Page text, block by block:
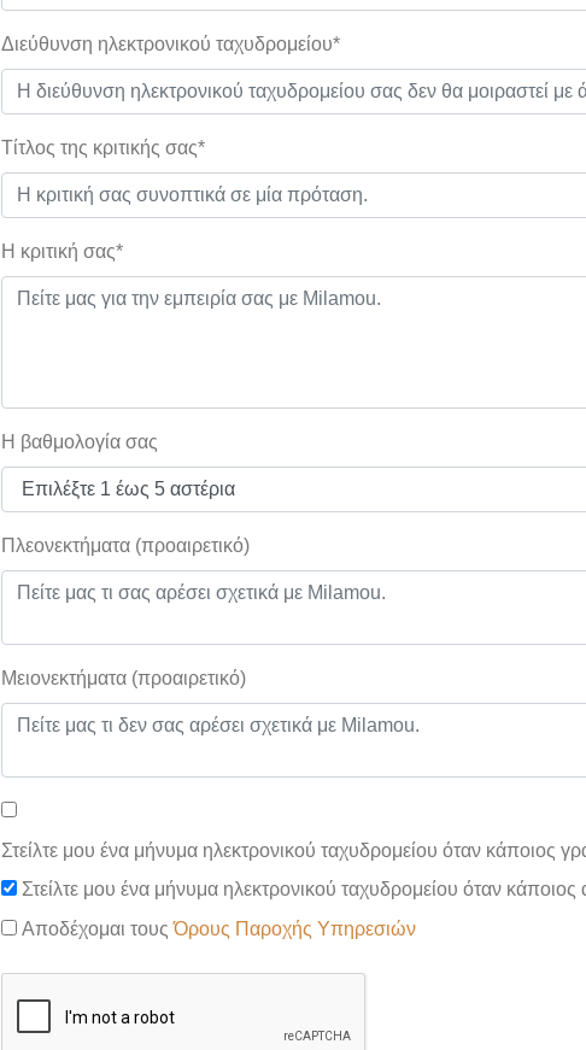
Διεύθυνση ηλεκτρονικού ταχυδρομείου*
Τίτλος της κριτικής σας*
Η κριτική σας*
Η βαθμολογία σας
Πλεονεκτήματα (προαιρετικό)
Μειονεκτήματα (προαιρετικό)
Στείλτε μου ένα μήνυμα ηλεκτρονικού ταχυδρομείου όταν κάποιος
Στείλτε μου ένα μήνυμα ηλεκτρονικού ταχυδρομείου όταν κάποιος
Αποδέχομαι τουςΌρους Παροχής Υπηρεσιών